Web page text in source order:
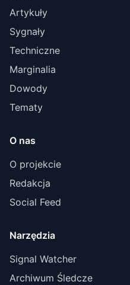
Artykuły
Sygnały
Techniczne
Marginalia
Dowody
Tematy
O nas
O projekcie
Redakcja
Social Feed
Narzędzia
Signal Watcher
Archiwum Śledcze